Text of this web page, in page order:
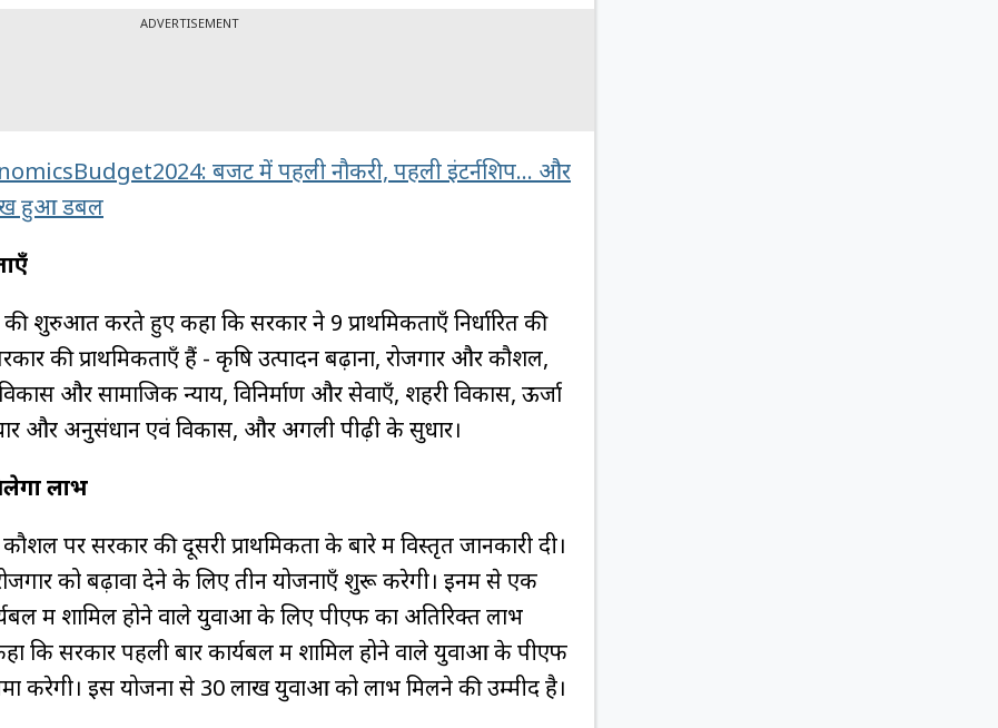
ADVERTISEMENT
बजट में पहली नौकरी, पहली इंटर्नशिप... और
हुआ डबल
की शुरुआत करते हुए कहा कि सरकार ने 9 प्राथमिकताएँ निर्धारित की
की प्राथमिकताएँ हैं - कृषि उत्पादन बढ़ाना, रोजगार और कौशल,
और सामाजिक न्याय, विनिर्माण और सेवाएँ, शहरी विकास, ऊर्जा
और अनुसंधान एवं विकास, और अगली पीढ़ी के सुधार।
लाभ
कौशल पर सरकार की दूसरी प्राथमिकता के बारे में विस्तृत जानकारी दी।
को बढ़ावा देने के लिए तीन योजनाएँ शुरू करेगी। इनमें से एक
में शामिल होने वाले युवाओं के लिए पीएफ का अतिरिक्त लाभ
कहा कि सरकार पहली बार कार्यबल में शामिल होने वाले युवाओं के पीएफ
करेगी। इस योजना से 30 लाख युवाओं को लाभ मिलने की उम्मीद है।